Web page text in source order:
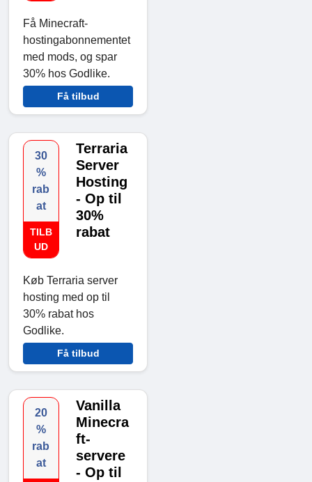
Få Minecraft-
hostingabonnementet
med mods, og spar
30% hos Godlike.
Få tilbud
30
%
rab
at
TILB
UD
Terraria
Server
Hosting
- Op til
30%
rabat
Køb Terraria server
hosting med op til
30% rabat hos
Godlike.
Få tilbud
20
%
rab
at
Vanilla
Minecra
ft-
servere
- Op til